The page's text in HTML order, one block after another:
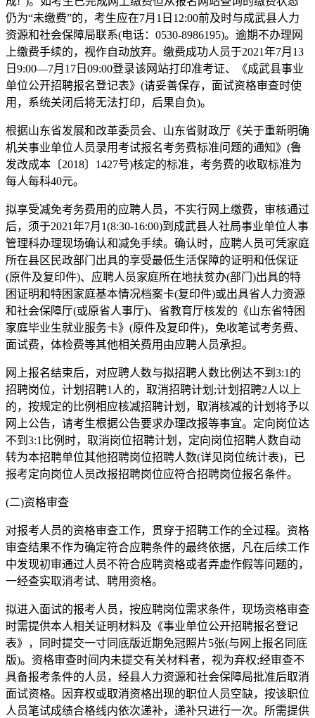
仍为“未缴费”的，考生应在7月1日12:00前及时与成武县人力
资源和社会保障局联系(电话：0530-8986195)。逾期不办理网
上缴费手续的，视作自动放弃。缴费成功人员于2021年7月13
日9:00—7月17日09:00登录该网站打印准考证、《成武县事业
单位公开招聘报名登记表》(请妥善保存，面试资格审查时使
用，系统关闭后将无法打印，后果自负)。
根据山东省发展和改革委员会、山东省财政厅《关于重新明确
机关事业单位人员录用考试报名考务费标准问题的通知》(鲁
发改成本〔2018〕1427号)核定的标准，考务费的收取标准为
每人每科40元。
拟享受减免考务费用的应聘人员，不实行网上缴费，审核通过
后，须于2021年7月1(8:30-16:00)到成武县人社局事业单位人事
管理科办理现场确认和减免手续。确认时，应聘人员可凭家庭
所在县区民政部门出具的享受最低生活保障的证明和低保证
(原件及复印件)、应聘人员家庭所在地扶贫办(部门)出具的特
困证明和特困家庭基本情况档案卡(复印件)或出具省人力资源
和社会保障厅(或原省人事厅)、省教育厅核发的《山东省特困
家庭毕业生就业服务卡》(原件及复印件)，免收笔试考务费、
面试费，体检费等其他相关费用由应聘人员承担。
网上报名结束后，对应聘人数与拟招聘人数比例达不到3:1的
招聘岗位，计划招聘1人的，取消招聘计划;计划招聘2人以上
的，按规定的比例相应核减招聘计划，取消核减的计划将予以
网上公告，请考生根据公告要求办理改报等事宜。定向岗位达
不到3:1比例时，取消岗位招聘计划，定向岗位招聘人数自动
转为本招聘单位其他招聘岗位招聘人数(详见岗位统计表)，已
报考定向岗位人员改报招聘岗位应符合招聘岗位报名条件。
(二)资格审查
对报考人员的资格审查工作，贯穿于招聘工作的全过程。资格
审查结果不作为确定符合应聘条件的最终依据，凡在后续工作
中发现初审通过人员不符合应聘资格或者弄虚作假等问题的，
一经查实取消考试、聘用资格。
拟进入面试的报考人员，按应聘岗位需求条件，现场资格审查
时需提供本人相关证明材料及《事业单位公开招聘报名登记
表》，同时提交一寸同底版近期免冠照片5张(与网上报名同底
版)。资格审查时间内未提交有关材料者，视为弃权;经审查不
具备报考条件的人员，经县人力资源和社会保障局批准后取消
面试资格。因弃权或取消资格出现的职位人员空缺，按该职位
人员笔试成绩合格线内依次递补，递补只进行一次。所需提供